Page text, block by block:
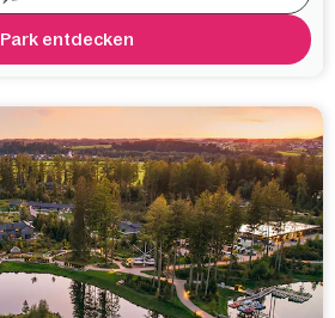
Park entdecken